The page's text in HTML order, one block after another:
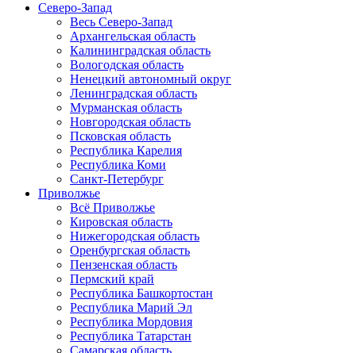
Северо-Запад
Весь Северо-Запад
Архангельская область
Калининградская область
Вологодская область
Ненецкий автономный округ
Ленинградская область
Мурманская область
Новгородская область
Псковская область
Республика Карелия
Республика Коми
Санкт-Петербург
Приволжье
Всё Приволжье
Кировская область
Нижегородская область
Оренбургская область
Пензенская область
Пермский край
Республика Башкортостан
Республика Марий Эл
Республика Мордовия
Республика Татарстан
Самарская область